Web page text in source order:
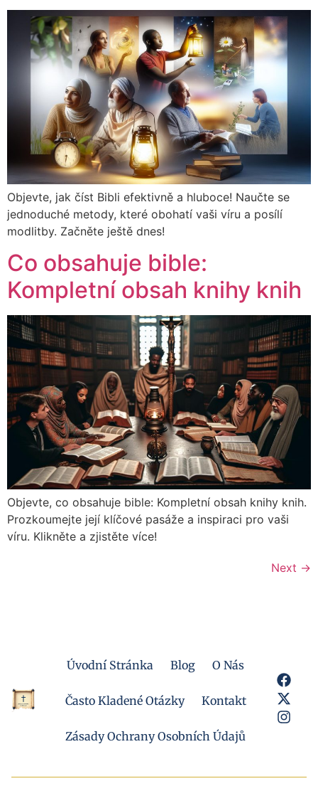
Objevte, jak číst Bibli efektivně a hluboce! Naučte se
jednoduché metody, které obohatí vaši víru a posílí
modlitby. Začněte ještě dnes!
Co obsahuje bible:
Kompletní obsah knihy knih
Objevte, co obsahuje bible: Kompletní obsah knihy knih.
Prozkoumejte její klíčové pasáže a inspiraci pro vaši
víru. Klikněte a zjistěte více!
Next →
Úvodní Stránka Blog O Nás
Často Kladené Otázky Kontakt
Zásady Ochrany Osobních Údajů